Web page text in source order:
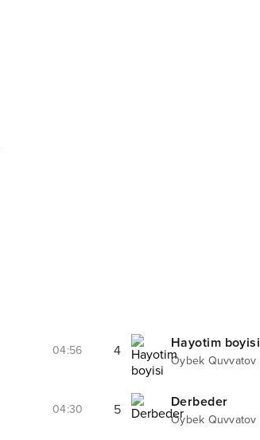
04:56
04:30
4 Hayotim boyisi
Oybek Quvvatov
5 Derbeder
Oybek Quvvatov